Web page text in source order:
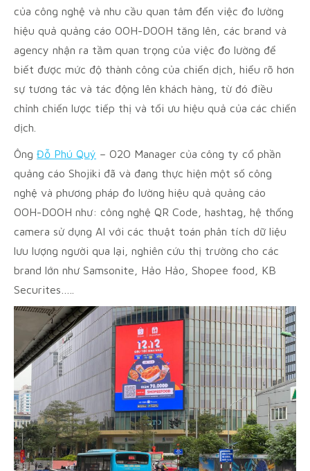
của công nghệ và nhu cầu quan tâm đến việc đo lường
hiệu quả quảng cáo OOH-DOOH tăng lên, các brand và
agency nhận ra tầm quan trọng của việc đo lường để
biết được mức độ thành công của chiến dịch, hiểu rõ hơn
sự tương tác và tác động lên khách hàng, từ đó điều
chỉnh chiến lược tiếp thị và tối ưu hiệu quả của các chiến
dịch.
Ông Đỗ Phú Quý – O2O Manager của công ty cổ phần
quảng cáo Shojiki đã và đang thực hiện một số công
nghệ và phương pháp đo lường hiệu quả quảng cáo
OOH-DOOH như: công nghệ QR Code, hashtag, hệ thống
camera sử dụng AI với các thuật toán phân tích dữ liệu
lưu lượng người qua lại, nghiên cứu thị trường cho các
brand lớn như Samsonite, Hảo Hảo, Shopee food, KB
Securites…..